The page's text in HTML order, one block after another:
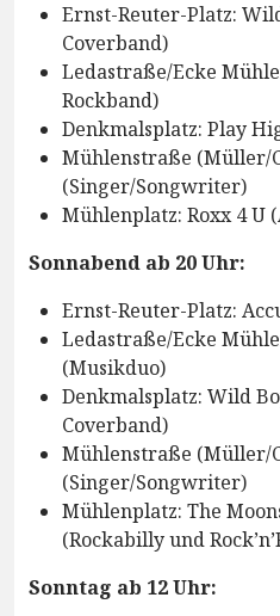
Ernst-Reuter-Platz:
Coverband)
Ledastraße/Ecke
Rockband)
Denkmalsplatz: Play
Mühlenstraße (Müller/
(Singer/Songwriter)
Mühlenplatz: Roxx 4 U
Sonnabend ab 20 Uhr:
Ernst-Reuter-Platz:
Ledastraße/Ecke
(Musikduo)
Denkmalsplatz: Wild
Coverband)
Mühlenstraße (Müller/
(Singer/Songwriter)
Mühlenplatz: The
(Rockabilly und
Sonntag ab 12 Uhr: